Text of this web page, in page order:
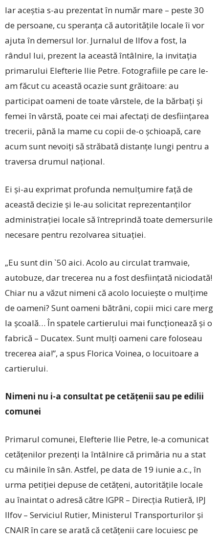
Iar aceștia s-au prezentat în număr mare – peste 30
de persoane, cu speranța că autoritățile locale îi vor
ajuta în demersul lor. Jurnalul de Ilfov a fost, la
rândul lui, prezent la această întâlnire, la invitația
primarului Elefterie Ilie Petre. Fotografiile pe care le-
am făcut cu această ocazie sunt grăitoare: au
participat oameni de toate vârstele, de la bărbați și
femei în vârstă, poate cei mai afectați de desființarea
trecerii, până la mame cu copii ­de-o șchioapă, care
acum sunt nevoiți să străbată distanțe lungi pentru a
traversa drumul național.
Ei și-au exprimat profunda nemulțumire față de
această decizie și le-au solicitat reprezentanților
administrației locale să întreprindă toate demersurile
necesare pentru rezolvarea situației.
„Eu sunt din `50 aici. Acolo au circulat tramvaie,
autobuze, dar trecerea nu a fost desființată niciodată!
Chiar nu a văzut nimeni că acolo locuiește o mulțime
de oameni? Sunt oameni bătrâni, copii ­mici care merg
la școală… În spatele cartierului mai funcționează și o
fabrică – Ducatex. Sunt mulți oameni care foloseau
trecerea aia!”, a spus Florica Voinea, o locuitoare a
cartierului.
Nimeni nu i-a consultat pe cetățenii sau pe edilii
comunei
Primarul comunei, Elefterie Ilie Petre, ­le-a comunicat
cetățenilor prezenți la întâlnire că primăria nu a stat
cu mâinile în sân. Astfel, pe data de 19 iunie a.c., în
urma petiției depuse de cetățeni, autoritățile locale
au înaintat o adresă către IGPR – Direcția Rutieră, IPJ
Ilfov – Serviciul Rutier, Ministerul Transporturilor și
CNAIR în care se arată că cetățenii care locuiesc pe